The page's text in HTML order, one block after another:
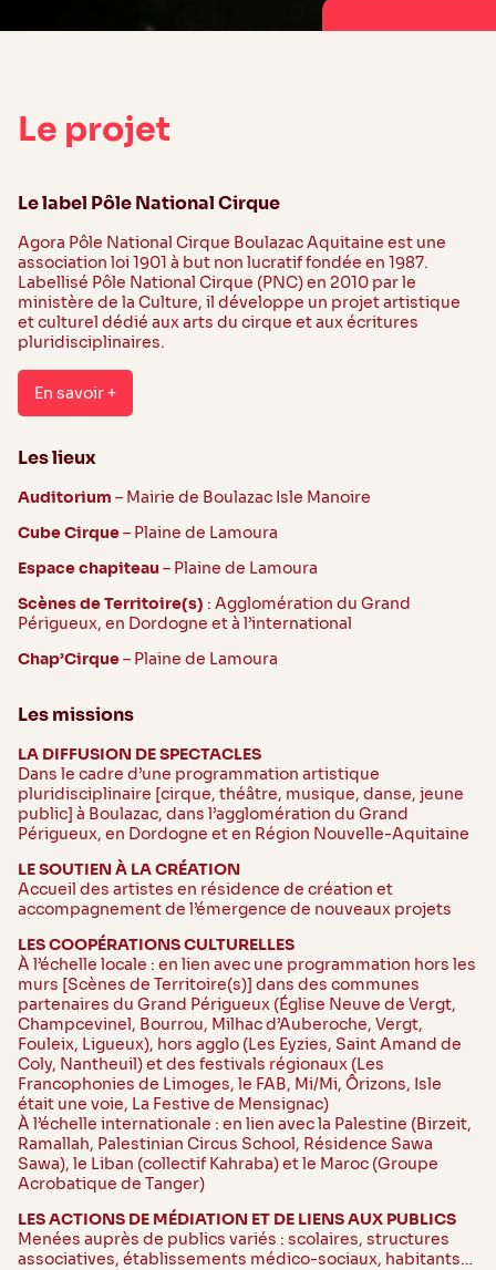
Le projet
Le label Pôle National Cirque
Agora Pôle National Cirque Boulazac Aquitaine est une
association loi 1901 à but non lucratif fondée en 1987.
Labellisé Pôle National Cirque (PNC) en 2010 par le
ministère de la Culture, il développe un projet artistique
et culturel dédié aux arts du cirque et aux écritures
pluridisciplinaires.
En savoir +
Les lieux
Auditorium – Mairie de Boulazac Isle Manoire
Cube Cirque– Plaine de Lamoura
Espace chapiteau – Plaine de Lamoura
Scènes de Territoire(s) : Agglomération du Grand
Périgueux, en Dordogne et à l’international
Chap’Cirque– Plaine de Lamoura
Les missions
LA DIFFUSION DE SPECTACLES
Dans le cadre d’une programmation artistique
pluridisciplinaire [cirque, théâtre, musique, danse, jeune
public] à Boulazac, dans l’agglomération du Grand
Périgueux, en Dordogne et en Région Nouvelle-Aquitaine
LE SOUTIEN À LA CRÉATION
Accueil des artistes en résidence de création et
accompagnement de l’émergence de nouveaux projets
LES COOPÉRATIONS CULTURELLES
À l’échelle locale : en lien avec une programmation hors les
murs [Scènes de Territoire(s)] dans des communes
partenaires du Grand Périgueux (Église Neuve de Vergt,
Champcevinel, Bourrou, Milhac d’Auberoche, Vergt,
Fouleix, Ligueux), hors agglo (Les Eyzies, Saint Amand de
Coly, Nantheuil) et des festivals régionaux (Les
Francophonies de Limoges, le FAB, Mi/Mi, Ôrizons, Isle
était une voie, La Festive de Mensignac)
À l’échelle internationale : en lien avec la Palestine (Birzeit,
Ramallah, Palestinian Circus School, Résidence Sawa
Sawa), le Liban (collectif Kahraba) et le Maroc (Groupe
Acrobatique de Tanger)
LES ACTIONS DE MÉDIATION ET DE LIENS AUX PUBLICS
Menées auprès de publics variés : scolaires, structures
associatives, établissements médico-sociaux, habitants…